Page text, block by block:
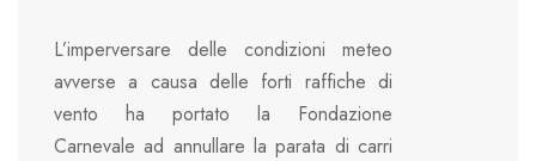
L’imperversare delle condizioni meteo
avverse a causa delle forti raffiche di
vento ha portato la Fondazione
Carnevale ad annullare la parata di carri